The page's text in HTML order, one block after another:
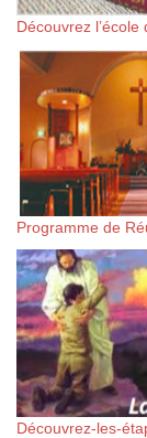
Découvrez l’école
Programme de
Découvrez-les-